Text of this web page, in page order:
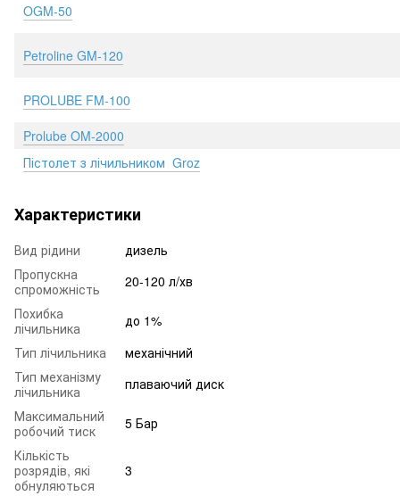
OGM-50
Petroline GM-120
PROLUBE FM-100
Prolube OM-2000
Пістолет з лічильником Groz
Характеристики
Вид рідини
дизель
Пропускна
спроможність
20-120 л/хв
Похибка
лічильника
до 1%
Тип лічильника
механічний
Тип механізму
лічильника
плаваючий диск
Максимальний
робочий тиск
5 Бар
Кількість
розрядів, які
обнуляються
3